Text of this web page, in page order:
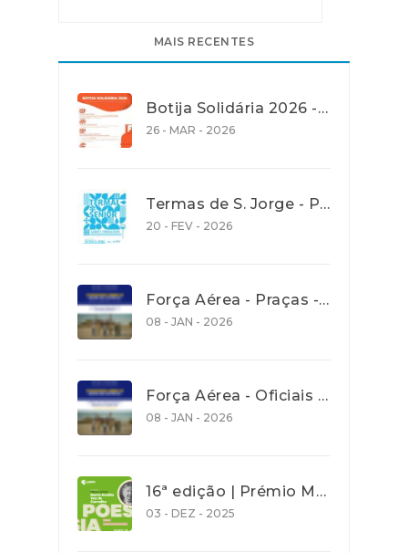
MAIS RECENTES
Botija Solidária 2026 - Apoio na Aquisição de Gás de Petróleo Liquefeito (GPL) em garrafa
26 - MAR - 2026
Termas de S. Jorge - Programa Termalsenior’26
20 - FEV - 2026
Força Aérea - Praças - Concurso aberto para recrutamento de jovens com idades entre os 18 e os 27 anos - até 30 Janeiro 2026
08 - JAN - 2026
Força Aérea - Oficiais - Concurso aberto para recrutamento de jovens com idades entre os 18 e os 27 anos - até 30 Janeiro 2026
08 - JAN - 2026
16ª edição | Prémio Maria Amália Vaz de Carvalho| Poesia 2026 - Prazo de entrega de trabalho 31 Dez. 2025
03 - DEZ - 2025